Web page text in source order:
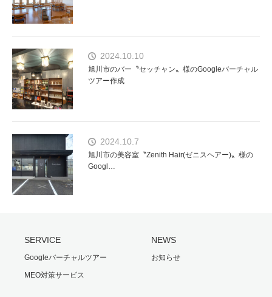
2024.10.10
旭川市のバー〝セッチャン〟様のGoogleバーチャル
ツアー作成
2024.10.7
旭川市の美容室〝Zenith Hair(ゼニスヘアー)〟様の
Googl…
SERVICE
Googleバーチャルツアー
MEO対策サービス
NEWS
お知らせ